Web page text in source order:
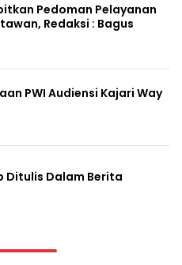
Pedoman Pelayanan
Redaksi : Bagus
PWI Audiensi Kajari Way
Ditulis Dalam Berita